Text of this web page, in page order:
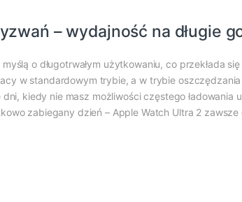
– wydajność na długie
o długotrwałym użytkowaniu, co przekłada
w standardowym trybie, a w trybie
kiedy nie masz możliwości częstego
zabiegany dzień – Apple Watch Ultra 2